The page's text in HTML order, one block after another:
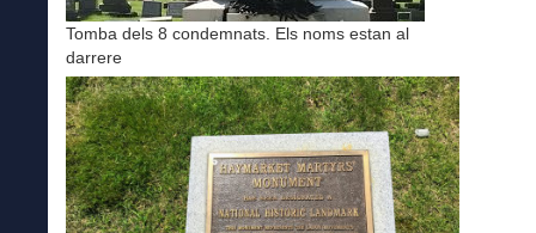
Tomba dels 8 condemnats. Els noms estan al
darrere